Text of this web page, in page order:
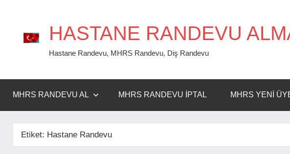
HASTANE RANDEVU
Hastane Randevu, MHRS Randevu, Diş Randevu
MHRS RANDEVU AL MHRS RANDEVU İPTAL MHRS YENI
Etiket: Hastane Randevu